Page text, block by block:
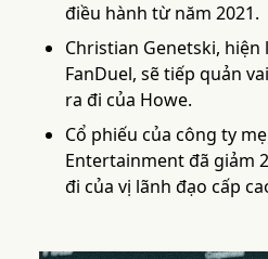
điều hành từ năm 2021.
Christian Genetski, hiện
FanDuel, sẽ tiếp quản
ra đi của Howe.
Cổ phiếu của công ty
Entertainment đã giảm
đi của vị lãnh đạo cấp